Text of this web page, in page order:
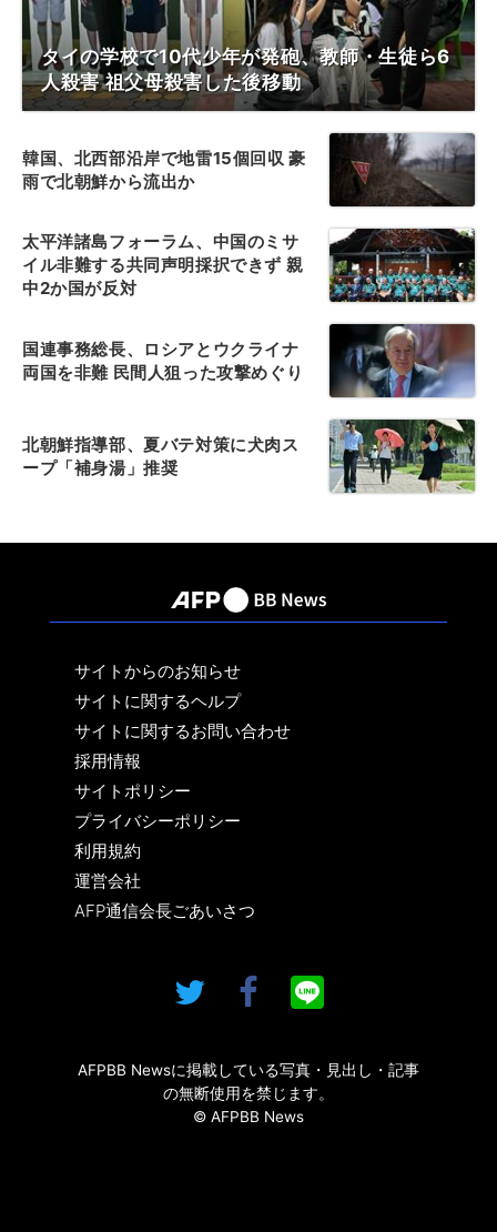
タイの学校で10代少年が発砲、教師・生徒ら6
人殺害 祖父母殺害した後移動
韓国、北西部沿岸で地雷15個回収 豪
雨で北朝鮮から流出か
太平洋諸島フォーラム、中国のミサ
イル非難する共同声明採択できず 親
中2か国が反対
国連事務総長、ロシアとウクライナ
両国を非難 民間人狙った攻撃めぐり
北朝鮮指導部、夏バテ対策に犬肉ス
ープ「補身湯」推奨
サイトからのお知らせ
サイトに関するヘルプ
サイトに関するお問い合わせ
採用情報
サイトポリシー
プライバシーポリシー
利用規約
運営会社
AFP通信会長ごあいさつ
AFPBB Newsに掲載している写真・見出し・記事
の無断使用を禁じます。
© AFPBB News